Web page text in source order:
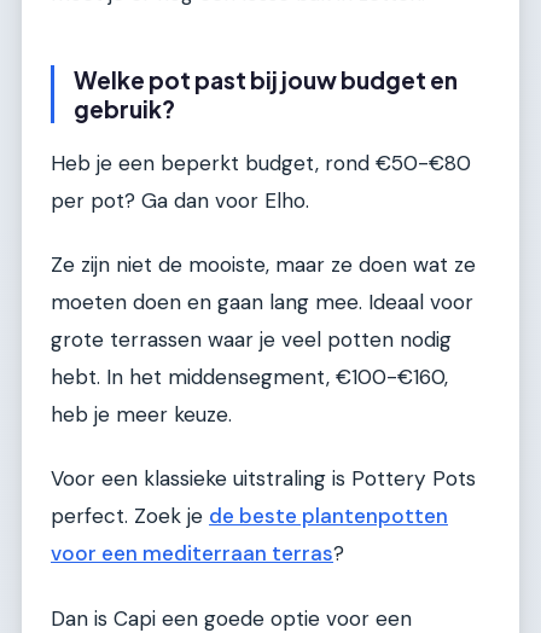
Welke pot past bij jouw budget en
gebruik?
Heb je een beperkt budget, rond €50-€80
per pot? Ga dan voor Elho.
Ze zijn niet de mooiste, maar ze doen wat ze
moeten doen en gaan lang mee. Ideaal voor
grote terrassen waar je veel potten nodig
hebt. In het middensegment, €100-€160,
heb je meer keuze.
Voor een klassieke uitstraling is Pottery Pots
perfect. Zoek je de beste plantenpotten
voor een mediterraan terras?
Dan is Capi een goede optie voor een